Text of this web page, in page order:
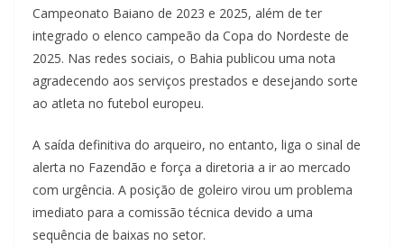
Campeonato Baiano de 2023 e 2025, além de ter
integrado o elenco campeão da Copa do Nordeste de
2025. Nas redes sociais, o Bahia publicou uma nota
agradecendo aos serviços prestados e desejando sorte
ao atleta no futebol europeu.
A saída definitiva do arqueiro, no entanto, liga o sinal de
alerta no Fazendão e força a diretoria a ir ao mercado
com urgência. A posição de goleiro virou um problema
imediato para a comissão técnica devido a uma
sequência de baixas no setor.